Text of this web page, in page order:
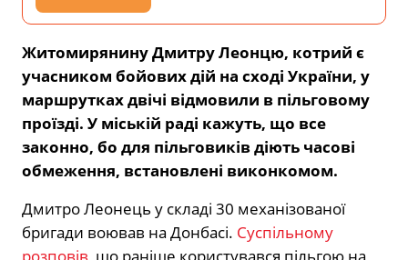
Житомирянину Дмитру Леонцю, котрий є
учасником бойових дій на сході України, у
маршрутках двічі відмовили в пільговому
проїзді. У міській раді кажуть, що все
законно, бо для пільговиків діють часові
обмеження, встановлені виконкомом.
Дмитро Леонець у складі 30 механізованої
бригади воював на Донбасі. Суспільному
розповів, що раніше користувався пільгою на